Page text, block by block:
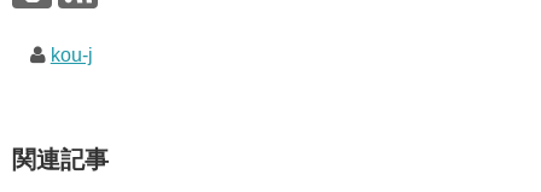
kou-j
関連記事